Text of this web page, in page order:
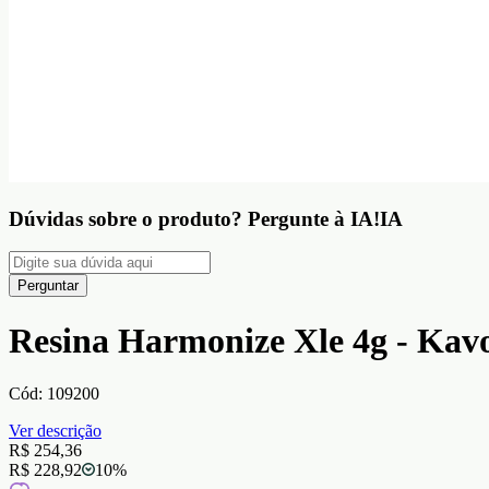
Dúvidas sobre o produto? Pergunte à IA!IA
Perguntar
Resina Harmonize Xle 4g -
Cód: 109200
Ver descrição
R$ 254,36
R$ 228,92
10%